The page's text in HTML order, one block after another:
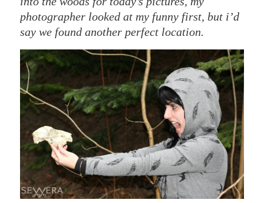
photographer looked at my funny first, but i’d
say we found another perfect location.